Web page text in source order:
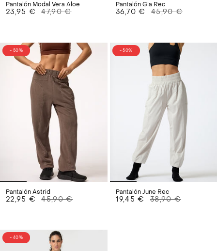
Pantalón Modal Vera Aloe
23,95 € 47,90 €
Pantalón Gia Rec
36,70 € 45,90 €
- 50%
Pantalón Astrid
22,95 € 45,90 €
- 50%
Pantalón June Rec
19,45 € 38,90 €
- 40%